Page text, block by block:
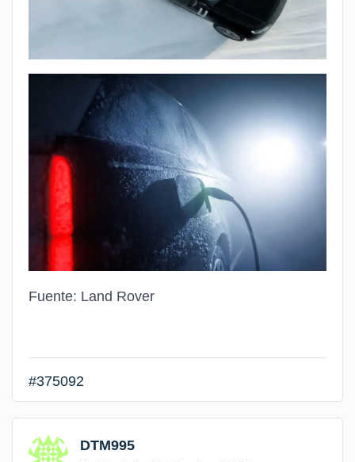
Fuente: Land Rover
#375092
DTM995